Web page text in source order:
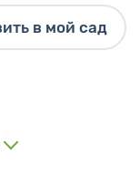
в мой сад